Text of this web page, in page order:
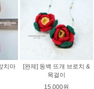
치마
[완제] 동백 뜨개 브로치 &
목걸이
15,000원